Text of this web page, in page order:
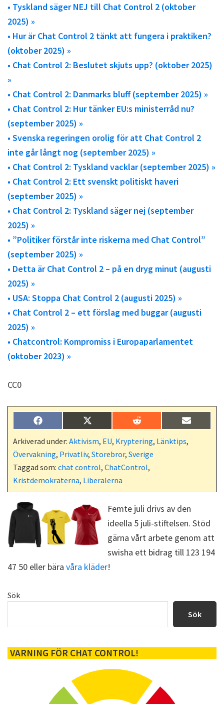
• Tyskland säger NEJ till Chat Control 2 (oktober
2025) »
• Hur är Chat Control 2 tänkt att fungera i praktiken?
(oktober 2025) »
• Chat Control 2: Beslutet skjuts upp? (oktober 2025)
»
• Chat Control 2: Danmarks bluff (september 2025) »
• Chat Control 2: Hur tänker EU:s ministerråd nu?
(september 2025) »
• Svenska regeringen orolig för att Chat Control 2
inte går långt nog (september 2025) »
• Chat Control 2: Tyskland vacklar (september 2025) »
• Chat Control 2: Ett svenskt politiskt haveri
(september 2025) »
• Chat Control 2: Tyskland säger nej (september
2025) »
• ”Politiker förstår inte riskerna med Chat Control”
(september 2025) »
• Detta är Chat Control 2 – på en dryg minut (augusti
2025) »
• USA: Stoppa Chat Control 2 (augusti 2025) »
• Chat Control 2 – ett förslag med buggar (augusti
2025) »
• Chatcontrol: Kompromiss i Europaparlamentet
(oktober 2023) »
CC0
Dela
på
F
a
c
b
o
o
k
Dela
på
X
(
T
i
t
t
e
Dela
på
R
e
d
i
t
Dela
på
E
-
Arkiverad under: Aktivism, EU, Kryptering, Länktips,
Övervakning, Privatliv, Storebror, Sverige
Taggad som: chat control, ChatControl,
Kristdemokraterna, Liberalerna
Femte juli drivs av den
ideella 5 juli-stiftelsen. Stöd
gärna vårt arbete genom att
swisha ett bidrag till 123 194
47 50 eller bära våra kläder!
Primärt
Sök
Sök
VARNING FÖR CHAT CONTROL!